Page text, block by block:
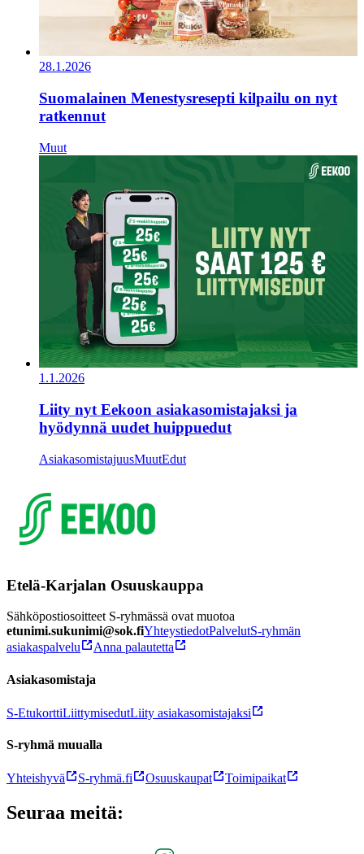
28.1.2026
Suomalainen Menestysresepti kilpailu on nyt
ratkennut
Muut
1.1.2026
Liity nyt Eekoon asiakasomistajaksi ja
hyödynnä uudet huippuedut
AsiakasomistajuusMuutEdut
Etelä-Karjalan Osuuskauppa
Sähköpostiosoitteet S-ryhmässä ovat muotoa
etunimi.sukunimi@sok.fiYhteystiedotPalvelutS-ryhmän
asiakaspalvelu
Anna palautetta
Asiakasomistaja
S-EtukorttiLiittymisedutLiity asiakasomistajaksi
S-ryhmä muualla
Yhteishyvä S-ryhmä.fi Osuuskaupat Toimipaikat
Seuraa meitä: